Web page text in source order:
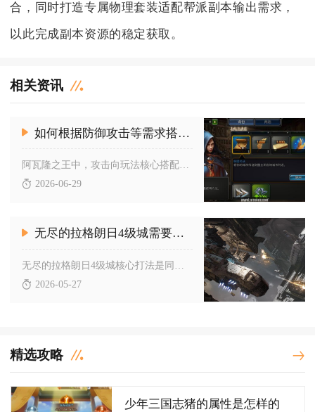
合，同时打造专属物理套装适配帮派副本输出需求，
以此完成副本资源的稳定获取。
相关资讯
如何根据防御攻击等需求搭配阿瓦隆之王的宝石
阿瓦隆之王中，攻击向玩法核心搭配骑兵、弓兵源石与部队攻击宝石...
2026-06-29
无尽的拉格朗日4级城需要怎样打
2026-05-27
精选攻略
少年三国志猪的属性是怎样的